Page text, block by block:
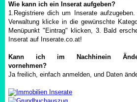
Wie kann ich ein Inserat aufgeben?
1.Registriere dich um Inserate
Verwaltung klicke in die gewünschte
Menüpunkt "Eintrag" klicken, 3. Bald
Inserat auf Inserate.co.at!
Kann ich im Nachhinein
vornehmen?
Ja freilich, einfach anmelden, und Daten